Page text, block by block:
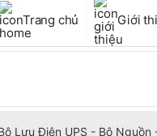
Trang chủ Giới
Lưu Điện UPS - Bộ Nguồn